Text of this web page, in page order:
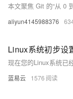
aliyun4145988376
Linux系统初步设
蓝易云 1576